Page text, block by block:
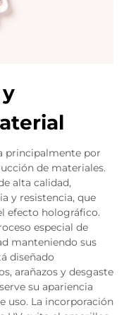
principalmente por
de materiales.
alta calidad,
y resistencia, que
efecto holográfico.
especial de
manteniendo sus
diseñado
arañazos y desgaste
su apariencia
uso. La incorporación